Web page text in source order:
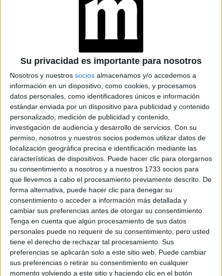
Su privacidad es importante para nosotros
Nosotros y nuestros socios almacenamos y/o accedemos a
información en un dispositivo, como cookies, y procesamos
datos personales, como identificadores únicos e información
estándar enviada por un dispositivo para publicidad y contenido
personalizado, medición de publicidad y contenido,
investigación de audiencia y desarrollo de servicios. Con su
permiso, nosotros y nuestros socios podemos utilizar datos de
localización geográfica precisa e identificación mediante las
características de dispositivos. Puede hacer clic para otorgarnos
su consentimiento a nosotros y a nuestros 1733 socios para
que llevemos a cabo el procesamiento previamente descrito. De
forma alternativa, puede hacer clic para denegar su
consentimiento o acceder a información más detallada y
cambiar sus preferencias antes de otorgar su consentimiento.
Tenga en cuenta que algún procesamiento de sus datos
personales puede no requerir de su consentimiento, pero usted
tiene el derecho de rechazar tal procesamiento. Sus
preferencias se aplicarán solo a este sitio web. Puede cambiar
sus preferencias o retirar su consentimiento en cualquier
momento volviendo a este sitio y haciendo clic en el botón
Accedé a los beneficios para suscriptores
Contenidos exclusivos
Sorteos
Descuentos en publicaciones
Participación en los eventos organizados por
Editorial Perfil.
Suscribite ahora
COMPARTÍ ESTA NOTA
EN ESTA NOTA